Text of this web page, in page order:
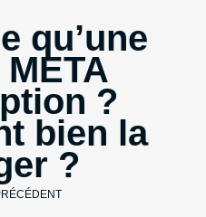
qu’une
?
bien la
?